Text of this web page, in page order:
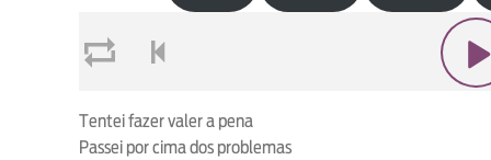
Tentei fazer valer a pena
Passei por cima dos problemas